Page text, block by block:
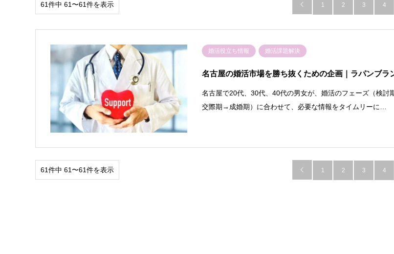
61件中 61〜61件を表示  1 2 3 4
婚活役立ち情報 婚活課題解決
名古屋の婚活市場を勝ち抜くための企画｜ラパンブラ
名古屋で20代、30代、40代の男女が、婚活のフェーズ（検
交際期→成婚期）に合わせて、必要な情報をタイムリーに…
61件中 61〜61件を表示  1 2 3 4